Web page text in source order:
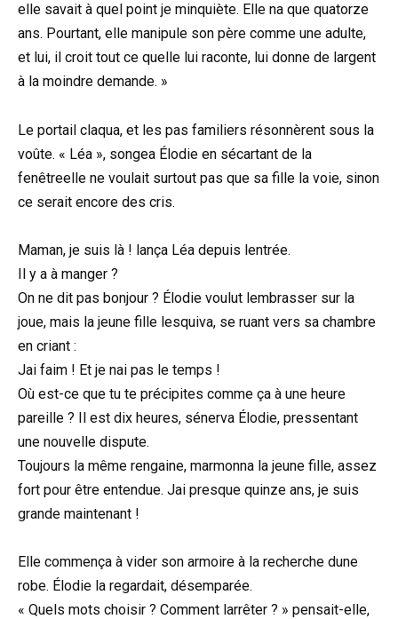
elle savait à quel point je minquiète. Elle na que quatorze
ans. Pourtant, elle manipule son père comme une adulte,
et lui, il croit tout ce quelle lui raconte, lui donne de largent
à la moindre demande. »
Le portail claqua, et les pas familiers résonnèrent sous la
voûte. « Léa », songea Élodie en sécartant de la
fenêtreelle ne voulait surtout pas que sa fille la voie, sinon
ce serait encore des cris.
Maman, je suis là ! lança Léa depuis lentrée.
Il y a à manger ?
On ne dit pas bonjour ? Élodie voulut lembrasser sur la
joue, mais la jeune fille lesquiva, se ruant vers sa chambre
en criant :
Jai faim ! Et je nai pas le temps !
Où est-ce que tu te précipites comme ça à une heure
pareille ? Il est dix heures, sénerva Élodie, pressentant
une nouvelle dispute.
Toujours la même rengaine, marmonna la jeune fille, assez
fort pour être entendue. Jai presque quinze ans, je suis
grande maintenant !
Elle commença à vider son armoire à la recherche dune
robe. Élodie la regardait, désemparée.
« Quels mots choisir ? Comment larrêter ? » pensait-elle,